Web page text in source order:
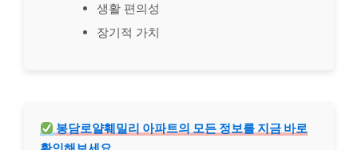
생활 편의성
장기적 가치
봉담로얄훼밀리 아파트의 모든 정보를 지금 바로